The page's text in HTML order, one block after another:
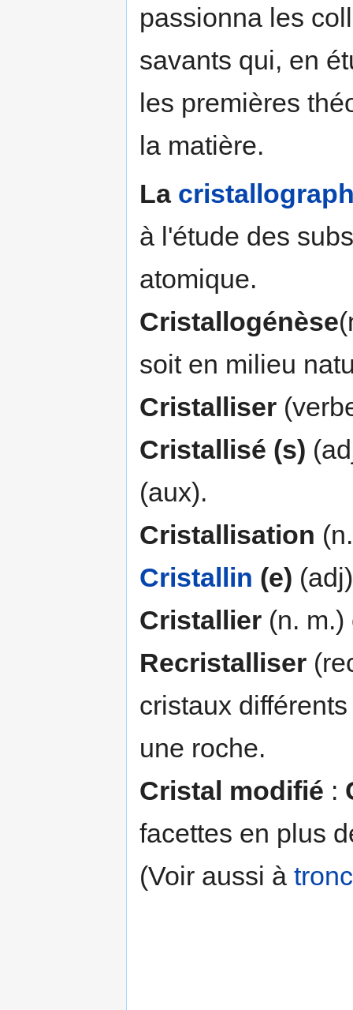
passionna les
savants qui, en
les premières
la matière.
La
à l'étude des
atomique.
Cristallogénèse
soit en milieu
Cristalliser
Cristallisé (s)
(aux).
Cristallisation
Cristallin (e)
Cristallier (n.
Recristalliser
cristaux
une roche.
Cristal modifié :
facettes en plus
(Voir aussi à